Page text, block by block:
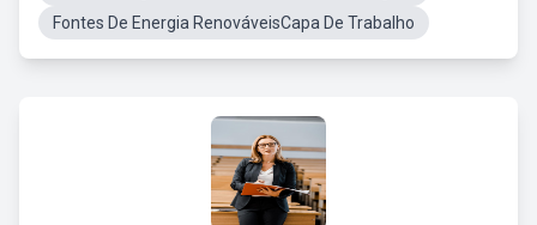
Fontes De Energia RenováveisCapa De Trabalho